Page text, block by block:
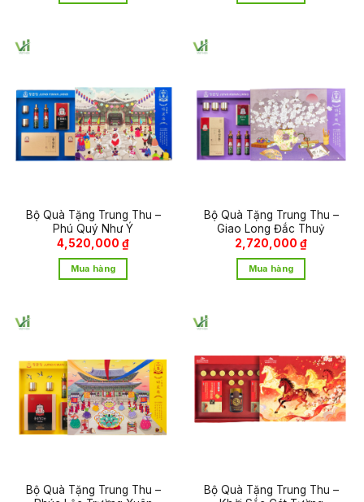
Bộ Quà Tặng Trung Thu –
Phú Quý Như Ý
4,520,000 ₫
Mua hàng
Bộ Quà Tặng Trung Thu –
Giao Long Đắc Thuỷ
2,720,000 ₫
Mua hàng
Bộ Quà Tặng Trung Thu –
Bộ Quà Tặng Trung Thu –